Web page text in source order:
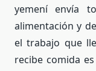
yemení envía
alimentación y
el trabajo que
recibe comida